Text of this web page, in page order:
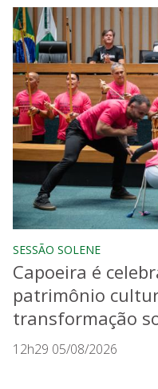
SESSÃO SOLENE
Capoeira é
patrimônio
transformação
12h29 05/08/2026